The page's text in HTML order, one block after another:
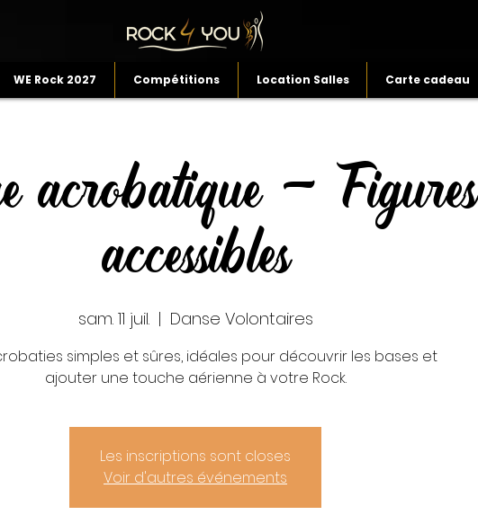
WE Rock 2027 Compétitions Location Salles Carte cadeau
acrobatique - Figures
accessibles
sam. 11 juil.
  |
Danse Volontaires
simples et sûres, idéales pour découvrir les bases et
ajouter une touche aérienne à votre Rock.
Les inscriptions sont closes
Voir d'autres événements